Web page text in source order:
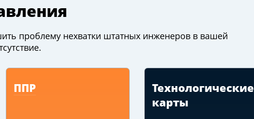
проблему нехватки штатных инженеров в вашей
ППР
Технологические
карты